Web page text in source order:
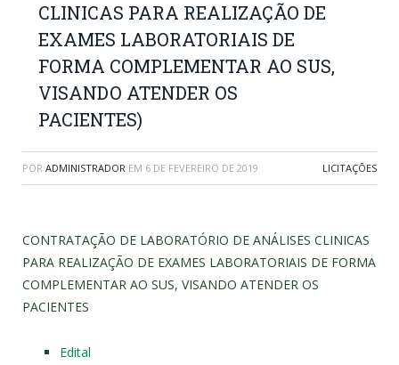
CLINICAS PARA REALIZAÇÃO DE
EXAMES LABORATORIAIS DE
FORMA COMPLEMENTAR AO SUS,
VISANDO ATENDER OS
PACIENTES)
POR ADMINISTRADOR EM 6 DE FEVEREIRO DE 2019 LICITAÇÕES
CONTRATAÇÃO DE LABORATÓRIO DE ANÁLISES CLINICAS
PARA REALIZAÇÃO DE EXAMES LABORATORIAIS DE FORMA
COMPLEMENTAR AO SUS, VISANDO ATENDER OS
PACIENTES
Edital